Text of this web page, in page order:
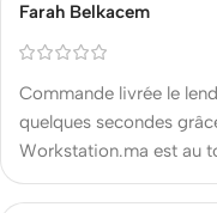
Farah Belkacem
Commande livrée le
quelques secondes
Workstation.ma est au